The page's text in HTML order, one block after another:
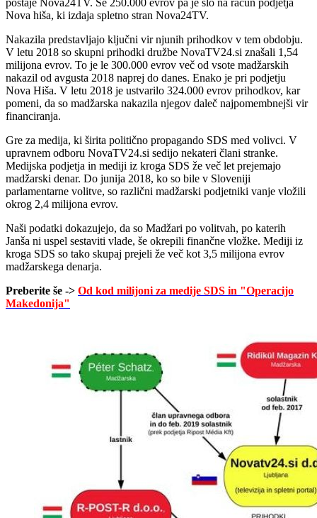
postaje Nova24TV. Še 250.000 evrov pa je šlo na račun podjetja
Nova hiša, ki izdaja spletno stran Nova24TV.
Nakazila predstavljajo ključni vir njunih prihodkov v tem obdobju.
V letu 2018 so skupni prihodki družbe NovaTV24.si znašali 1,54
milijona evrov. To je le 300.000 evrov več od vsote madžarskih
nakazil od avgusta 2018 naprej do danes. Enako je pri podjetju
Nova Hiša. V letu 2018 je ustvarilo 324.000 evrov prihodkov, kar
pomeni, da so madžarska nakazila njegov daleč najpomembnejši vir
financiranja.
Gre za medija, ki širita politično propagando SDS med volivci. V
upravnem odboru NovaTV24.si sedijo nekateri člani stranke.
Medijska podjetja in mediji iz kroga SDS že več let prejemajo
madžarski denar. Do junija 2018, ko so bile v Sloveniji
parlamentarne volitve, so različni madžarski podjetniki vanje vložili
okrog 2,4 milijona evrov.
Naši podatki dokazujejo, da so Madžari po volitvah, po katerih
Janša ni uspel sestaviti vlade, še okrepili finančne vložke. Mediji iz
kroga SDS so tako skupaj prejeli že več kot 3,5 milijona evrov
madžarskega denarja.
Preberite še -> Od kod milijoni za medije SDS in "Operacijo
Makedonija"